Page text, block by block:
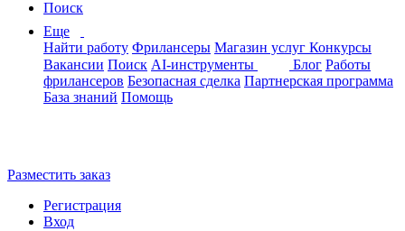
Поиск
Еще
Найти работу Фрилансеры Магазин услуг Конкурсы
Вакансии Поиск AI-инструменты Блог Работы
фрилансеров Безопасная сделка Партнерская программа
База знаний Помощь
Разместить заказ
Регистрация
Вход